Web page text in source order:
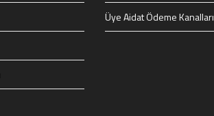
Üye Aidat Ödeme Kanalları